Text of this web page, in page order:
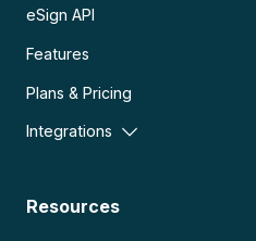
eSign API
Features
Plans & Pricing
Integrations
Resources